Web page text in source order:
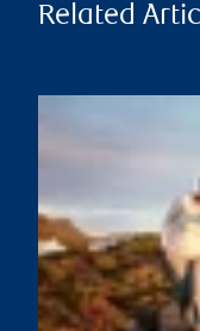
Related